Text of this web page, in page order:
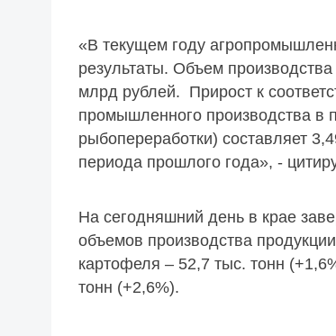
«В текущем году
результаты. Объем
млрд рублей. Прирост к
промышленного производства
рыбопереработки) составляет
периода прошлого года», -
На сегодняшний день в крае
объемов производства
картофеля – 52,7 тыс. тонн
тонн (+2,6%).